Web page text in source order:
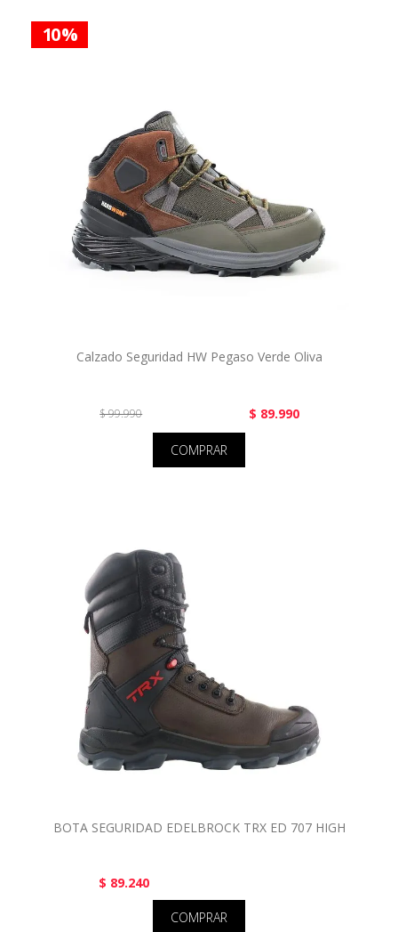
10 %
Calzado Seguridad HW Pegaso Verde Oliva
$ 99.990 $ 89.990
COMPRAR
BOTA SEGURIDAD EDELBROCK TRX ED 707 HIGH
$ 89.240
COMPRAR